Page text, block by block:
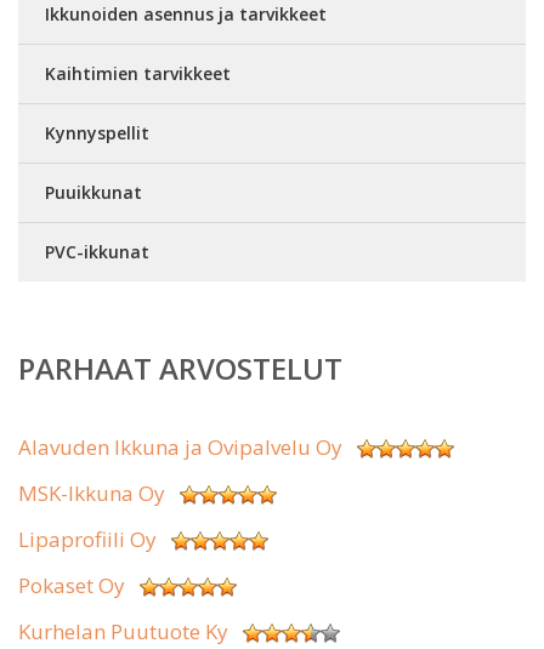
Ikkunoiden asennus ja tarvikkeet
Kaihtimien tarvikkeet
Kynnyspellit
Puuikkunat
PVC-ikkunat
PARHAAT ARVOSTELUT
Alavuden Ikkuna ja Ovipalvelu Oy
MSK-Ikkuna Oy
Lipaprofiili Oy
Pokaset Oy
Kurhelan Puutuote Ky